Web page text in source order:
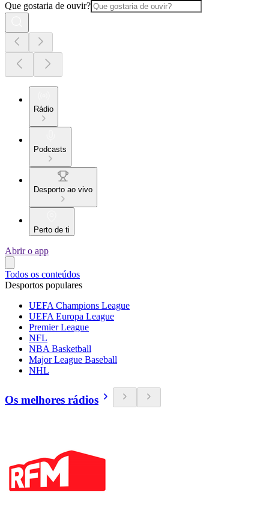
Que gostaria de ouvir?
Rádio
Podcasts
Desporto ao vivo
Perto de ti
Abrir o app
Todos os conteúdos
Desportos populares
UEFA Champions League
UEFA Europa League
Premier League
NFL
NBA Basketball
Major League Baseball
NHL
Os melhores rádios